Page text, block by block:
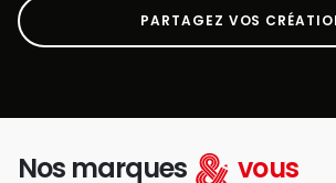
PARTAGEZ VOS
Nos marques vous